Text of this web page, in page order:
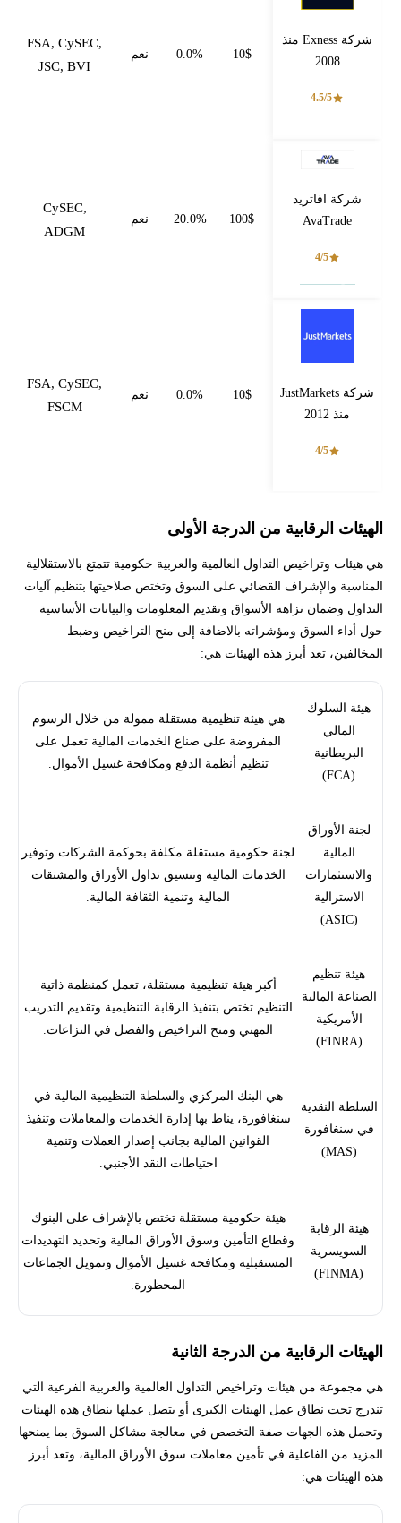
شركة Exness منذ
2008
4.5/5
10$
0.0% نعم
FSA, CySEC,
JSC, BVI
شركة افاتريد
AvaTrade
4/5
100$
20.0% نعم
CySEC,
ADGM
شركة JustMarkets
منذ 2012
4/5
10$
0.0% نعم
FSA, CySEC,
FSCM
الهيئات الرقابية من الدرجة الأولى
هي هيئات وتراخيص التداول العالمية والعربية حكومية تتمتع بالاستقلالية
المناسبة والإشراف القضائي على السوق وتختص صلاحيتها بتنظيم آليات
التداول وضمان نزاهة الأسواق وتقديم المعلومات والبيانات الأساسية
حول أداء السوق ومؤشراته بالاضافة إلى منح التراخيص وضبط
المخالفين، تعد أبرز هذه الهيئات هي:
هيئة السلوك
المالي
البريطانية
(FCA)
هي هيئة تنظيمية مستقلة ممولة من خلال الرسوم
المفروضة على صناع الخدمات المالية تعمل على
تنظيم أنظمة الدفع ومكافحة غسيل الأموال.
لجنة الأوراق
المالية
والاستثمارات
الاسترالية
(ASIC)
لجنة حكومية مستقلة مكلفة بحوكمة الشركات وتوفير
الخدمات المالية وتنسيق تداول الأوراق والمشتقات
المالية وتنمية الثقافة المالية.
هيئة تنظيم
الصناعة المالية
الأمريكية
(FINRA)
أكبر هيئة تنظيمية مستقلة، تعمل كمنظمة ذاتية
التنظيم تختص بتنفيذ الرقابة التنظيمية وتقديم التدريب
المهني ومنح التراخيص والفصل في النزاعات.
السلطة النقدية
في سنغافورة
(MAS)
هي البنك المركزي والسلطة التنظيمية المالية في
سنغافورة، يناط بها إدارة الخدمات والمعاملات وتنفيذ
القوانين المالية بجانب إصدار العملات وتنمية
احتياطات النقد الأجنبي.
هيئة الرقابة
السويسرية
(FINMA)
هيئة حكومية مستقلة تختص بالإشراف على البنوك
وقطاع التأمين وسوق الأوراق المالية وتحديد التهديدات
المستقبلية ومكافحة غسيل الأموال وتمويل الجماعات
المحظورة.
الهيئات الرقابية من الدرجة الثانية
هي مجموعة من هيئات وتراخيص التداول العالمية والعربية الفرعية التي
تندرج تحت نطاق عمل الهيئات الكبرى أو يتصل عملها بنطاق هذه الهيئات
وتحمل هذه الجهات صفة التخصص في معالجة مشاكل السوق بما يمنحها
المزيد من الفاعلية في تأمين معاملات سوق الأوراق المالية، وتعد أبرز
هذه الهيئات هي: